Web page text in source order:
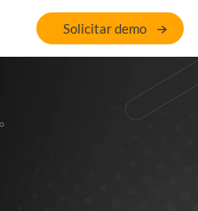
Solicitar demo